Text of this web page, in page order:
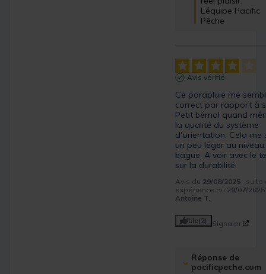
L’équipe Pacific
Pêche
Avis vérifié
Ce parapluie me
correct par rapport à
Petit bémol quand
la qualité du système
d'orientation. Cela me
un peu léger au
bague. A voir avec le
sur la durabilité
Avis du 29/08/2025
,
expérience du 29/07/2025
Antoine T.
Utile(2) Signaler
Réponse de
pacificpeche.com